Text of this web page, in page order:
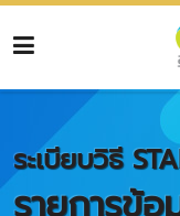
ระเบียบวิธี